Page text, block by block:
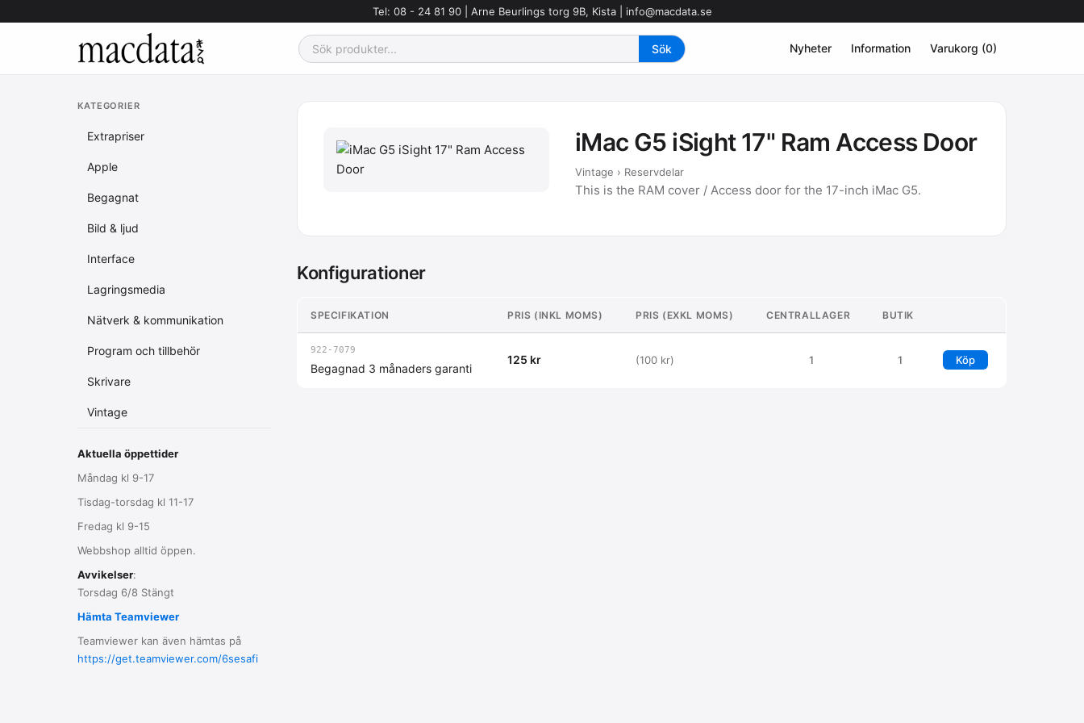
Tel: 08 - 24 81 90 | Arne Beurlings torg 9B, Kista | info@macdata.se
Nyheter Information Varukorg (0)
KATEGORIER
Extrapriser
Apple
Begagnat
Bild & ljud
Interface
Lagringsmedia
Nätverk & kommunikation
Program och tillbehör
Skrivare
Vintage
Aktuella öppettider
Måndag kl 9-17
Tisdag-torsdag kl 11-17
Fredag kl 9-15
Webbshop alltid öppen.
Avvikelser:
Torsdag 6/8 Stängt
Hämta Teamviewer
Teamviewer kan även hämtas på
https://get.teamviewer.com/6sesafi
iMac G5 iSight 17" Ram Access Door
Vintage › Reservdelar
This is the RAM cover / Access door for the 17-inch iMac G5.
Konfigurationer
SPECIFIKATION PRIS (INKL MOMS) PRIS (EXKL MOMS) CENTRALLAGER BUTIK
922-7079
Begagnad 3 månaders garanti
125 kr (100 kr) 1 1 Köp